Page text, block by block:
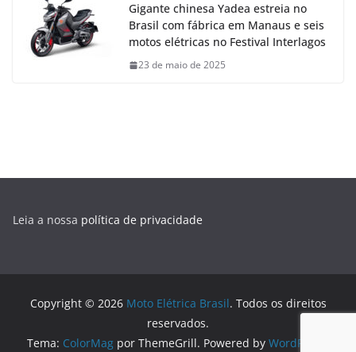
Gigante chinesa Yadea estreia no
Brasil com fábrica em Manaus e seis
motos elétricas no Festival Interlagos
23 de maio de 2025
Leia a nossa política de privacidade
Copyright © 2026 Moto Elétrica Brasil. Todos os direitos
reservados.
Tema: ColorMag por ThemeGrill. Powered by WordPress